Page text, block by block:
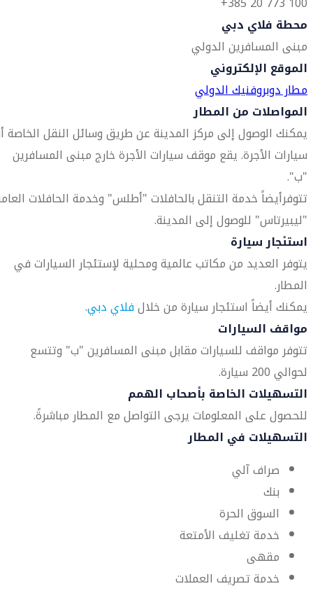
محطة فلاي دبي
مبنى المسافرين الدولي
الموقع الإلكتروني
مطار دوبروفنيك الدولي
المواصلات من المطار
يمكنك الوصول إلى مركز المدينة عن طريق وسائل النقل الخاصة
سيارات الأجرة. يقع موقف سيارات الأجرة خارج مبنى المسافرين
"ب".
تتوفرأيضاً خدمة التنقل بالحافلات "أطلس" وخدمة الحافلات
"ليبيرتاس" للوصول إلى المدينة.
استئجار سيارة
يتوفر العديد من مكاتب عالمية ومحلية لإستئجار السيارات في
المطار.
يمكنك أيضاً استئجار سيارة من خلالفلاي دبي.
مواقف السيارات
تتوفر مواقف للسيارات مقابل مبنى المسافرين "ب" وتتسع
لحوالي 200 سيارة.
التسهيلات الخاصة بأصحاب الهمم
للحصول على المعلومات يرجى التواصل مع المطار مباشرةً.
التسهيلات في المطار
صراف آلي
بنك
السوق الحرة
خدمة تغليف الأمتعة
مقهى
خدمة تصريف العملات